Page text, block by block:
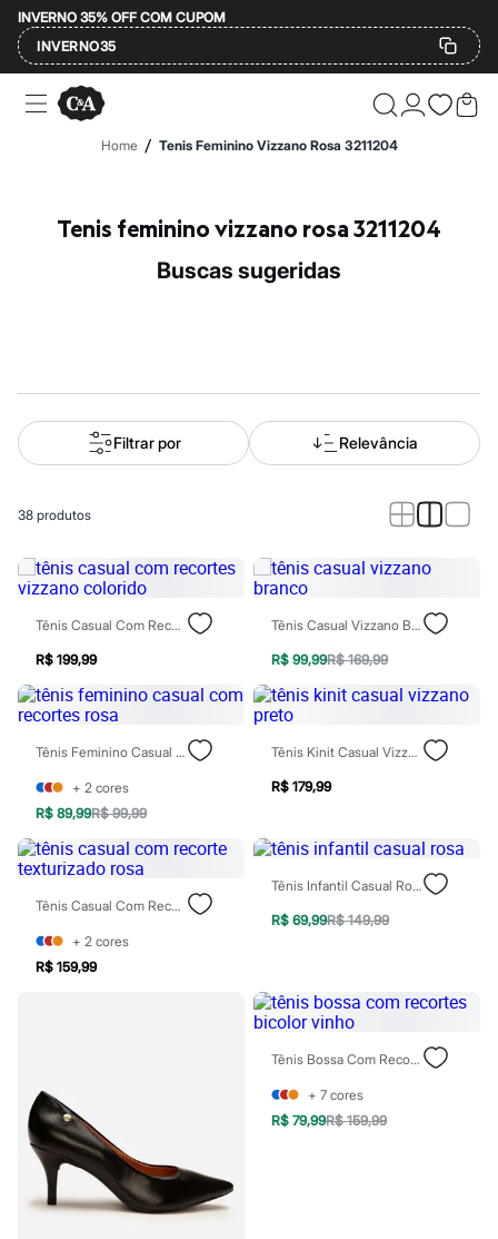
INVERNO 35% OFF COM CUPOM
INVERNO35
Ofertas
Compre por Departamento
Mindse7
Plus Size
Alfaiataria
Novidades
Roupas
Blusas e Camisetas
Casacos e Jaquetas
Macacões
Saias
Shorts e Bermudas
Vestidos
Bolsas
Bonés e Chapéus
Bijoux
Cintos
Óculos
Relógios
Calçados
Botas
Chinelos
Rasteirinhas
Sandálias
Sapatilhas
Tênis
City
Clock House
Calçados
Leggings
Shorts e Bermudas
Tops
Moda íntima
Calcinhas
Cintas e Modeladores
Home / Tenis Feminino Vizzano Rosa 3211204
Tenis feminino vizzano rosa 3211204
buscas sugeridas
Filtrar por Relevância
38 produtos
Tênis Casual Com Recortes Vizzano Colorido
R$ 199,99
Tênis Casual Vizzano Branco
R$ 99,99R$ 169,99
Tênis Feminino Casual Com Recortes Rosa
+ 2 cores
R$ 89,99R$ 99,99
Tênis Kinit Casual Vizzano Preto
R$ 179,99
Tênis Casual Com Recorte Texturizado Rosa
+ 2 cores
R$ 159,99
Tênis Infantil Casual Rosa
R$ 69,99R$ 149,99
Tênis Bossa Com Recortes Bicolor Vinho
+ 7 cores
R$ 79,99R$ 159,99